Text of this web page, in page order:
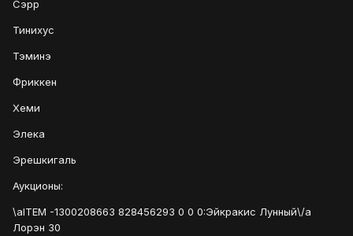
Сэрр
Тинихус
Тэминэ
Фриккен
Хеми
Элека
Эрешкигаль
Аукционы:
\aITEM -1300208663 828456293 0 0 0:Эйкракис Лунный\/a
Лорэн 30